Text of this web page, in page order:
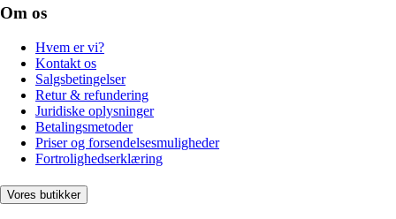
Om os
Hvem er vi?
Kontakt os
Salgsbetingelser
Retur & refundering
Juridiske oplysninger
Betalingsmetoder
Priser og forsendelsesmuligheder
Fortrolighedserklæring
Vores butikker